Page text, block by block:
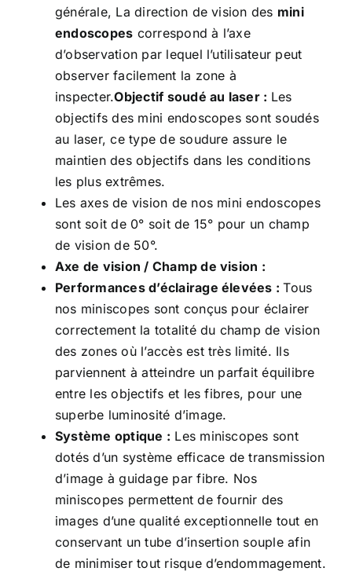
générale, La direction de vision des mini
endoscopes correspond à l’axe
d’observation par lequel l’utilisateur peut
observer facilement la zone à
inspecter.Objectif soudé au laser : Les
objectifs des mini endoscopes sont soudés
au laser, ce type de soudure assure le
maintien des objectifs dans les conditions
les plus extrêmes.
Les axes de vision de nos mini endoscopes
sont soit de 0° soit de 15° pour un champ
de vision de 50°.
Axe de vision / Champ de vision :
Performances d’éclairage élevées :Tous
nos miniscopes sont conçus pour éclairer
correctement la totalité du champ de vision
des zones où l’accès est très limité. Ils
parviennent à atteindre un parfait équilibre
entre les objectifs et les fibres, pour une
superbe luminosité d’image.
Système optique : Les miniscopes sont
dotés d’un système efficace de transmission
d’image à guidage par fibre. Nos
miniscopes permettent de fournir des
images d’une qualité exceptionnelle tout en
conservant un tube d’insertion souple afin
de minimiser tout risque d’endommagement.